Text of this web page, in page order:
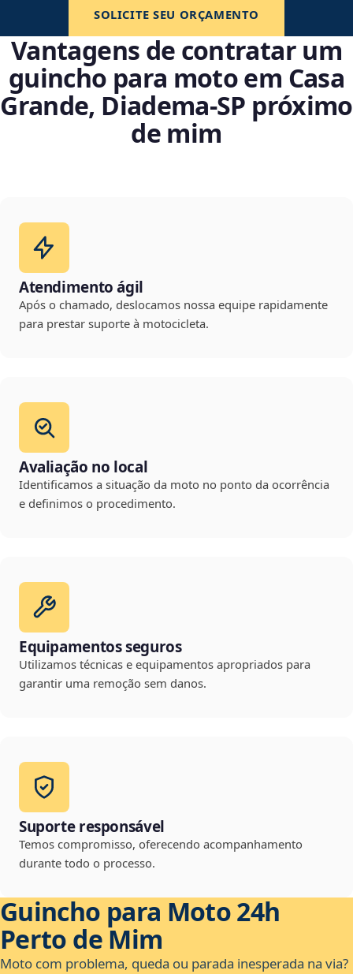
SOLICITE SEU ORÇAMENTO
Vantagens de contratar um
guincho para moto em Casa
Grande, Diadema‑SP próximo
de mim
Atendimento ágil
Após o chamado, deslocamos nossa equipe rapidamente
para prestar suporte à motocicleta.
Avaliação no local
Identificamos a situação da moto no ponto da ocorrência
e definimos o procedimento.
Equipamentos seguros
Utilizamos técnicas e equipamentos apropriados para
garantir uma remoção sem danos.
Suporte responsável
Temos compromisso, oferecendo acompanhamento
durante todo o processo.
Guincho para Moto 24h
Perto de Mim
Moto com problema, queda ou parada inesperada na via?